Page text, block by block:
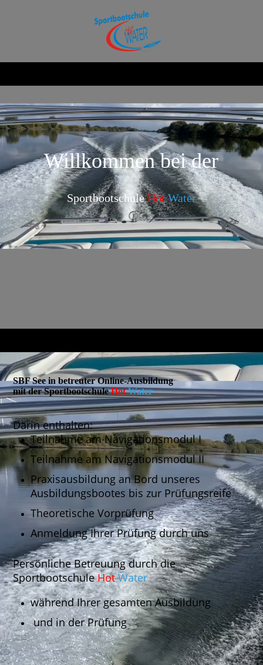
Willkommen bei der
Sportbootschule Hot Water
SBF See in betreuter Online-Ausbildung
mit der SportbootschuleHot Water
Darin enthalten:
Teilnahme am Navigationsmodul I
Teilnahme am Navigationsmodul II
Praxisausbildung an Bord unseres
Ausbildungsbootes bis zur Prüfungsreife
Theoretische Vorprüfung
Anmeldung Ihrer Prüfung durch uns
Persönliche Betreuung durch die
SportbootschuleHot Water
während Ihrer gesamten Ausbildung
und in der Prüfung